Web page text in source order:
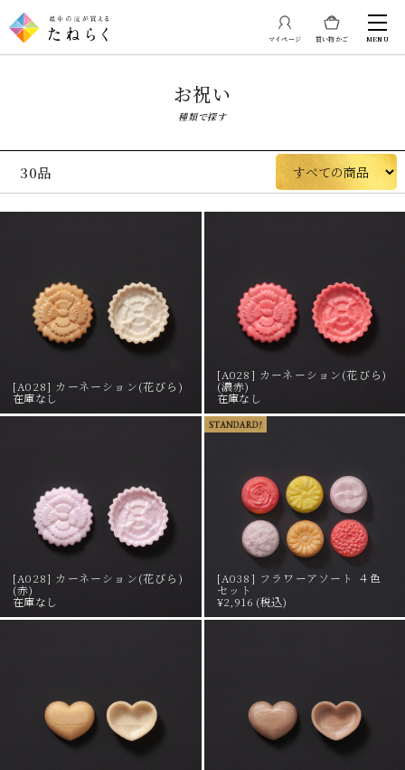
買い物かご
マイページ MENU
お祝い
種類で探す
30品
[A028] カーネーション(花びら)
在庫なし
[A028] カーネーション(花びら)
(濃赤)
在庫なし
[A028] カーネーション(花びら)
(赤)
在庫なし
[A038] フラワーアソート ４色
セット
¥2,916 (税込)